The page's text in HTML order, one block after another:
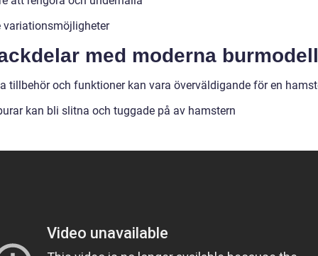
variationsmöjligheter
med moderna
tillbehör och funktioner kan vara överväldigande för en
kan bli slitna och tuggade på av hamstern